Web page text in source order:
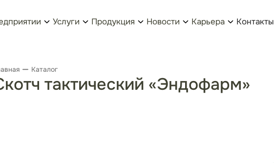
Услуги Продукция Новости Карьера Контакты
Каталог
тактический «Эндофарм»